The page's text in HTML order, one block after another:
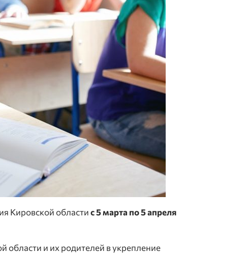
Кировской областис 5 марта по 5 апреля
области и их родителей в укрепление